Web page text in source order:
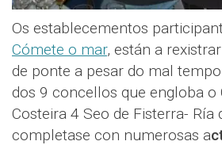
Os establecementos
Cómete o mar, están a
de ponte a pesar do mal
dos 9 concellos que engloba o
Costeira 4 Seo de Fisterra- Ría
completase con numerosas a